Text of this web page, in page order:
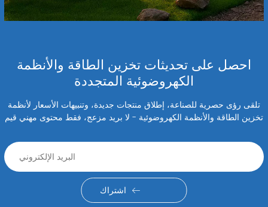
احصل على تحديثات تخزين الطاقة والأنظمة
الكهروضوئية المتجددة
تلقى رؤى حصرية للصناعة، إطلاق منتجات جديدة، وتنبيهات الأسعار لأنظمة
تخزين الطاقة والأنظمة الكهروضوئية - لا بريد مزعج، فقط محتوى مهني قيم
اشتراك